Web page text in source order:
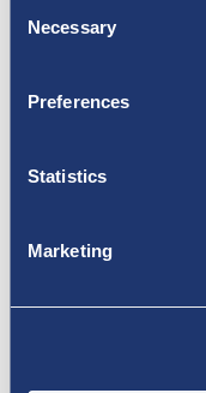
Selection
Necessary
Preferences
Statistics
Marketing
Challenger S294